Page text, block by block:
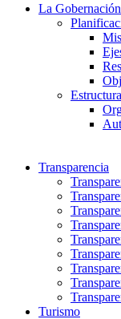
La Gobernación
Estructura
Transparencia
Turismo